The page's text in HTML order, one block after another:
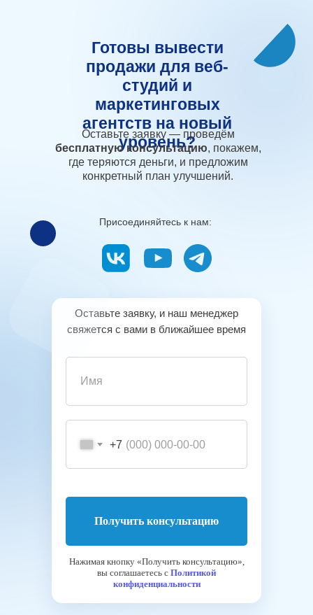
Готовы вывести
продажи для веб-
студий и
маркетинговых
агентств на новый
уровень?
Оставьте заявку — проведём
бесплатную консультацию, покажем,
где теряются деньги, и предложим
конкретный план улучшений.
Оставьте заявку, и наш менеджер
свяжется с вами в ближайшее время
+7
Получить консультацию
Нажимая кнопку «Получить консультацию»,
вы соглашаетесь с Политикой
конфиденциальности
Присоединяйтесь к нам: